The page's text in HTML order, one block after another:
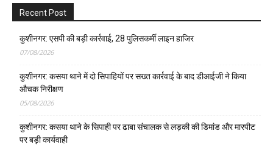
Recent Post
कुशीनगर: एसपी की बड़ी कार्रवाई, 28 पुलिसकर्मी लाइन हाजिर
07/08/2026
कुशीनगर: कसया थाने में दो सिपाहियों पर सख्त कार्रवाई के बाद डीआईजी ने किया
औचक निरीक्षण
05/08/2026
कुशीनगर: कसया थाने के सिपाही पर ढाबा संचालक से लड़की की डिमांड और मारपीट
पर बड़ी कार्यवाही